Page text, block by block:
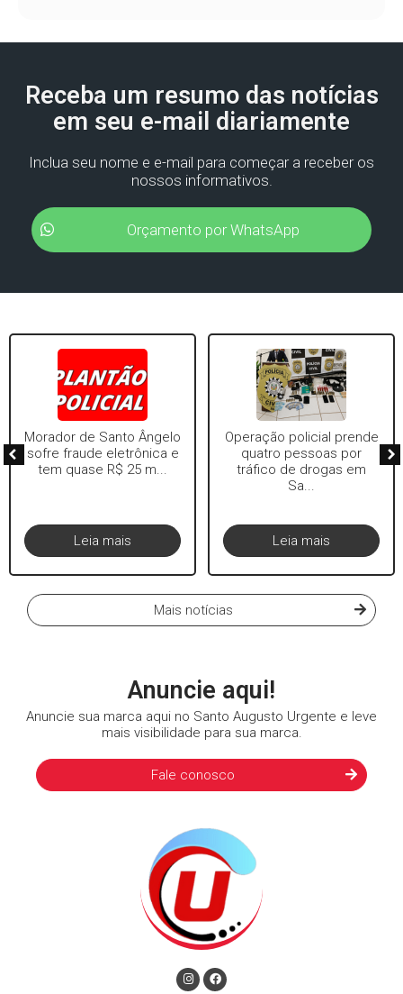
Receba um resumo das notícias
em seu e-mail diariamente
Inclua seu nome e e-mail para começar a receber os
nossos informativos.
Orçamento por WhatsApp
Morador de Santo Ângelo
sofre fraude eletrônica e
tem quase R$ 25 m...
Leia mais
Operação policial prende
quatro pessoas por
tráfico de drogas em
Sa...
Leia mais
Mais notícias
Anuncie aqui!
Anuncie sua marca aqui no Santo Augusto Urgente e leve
mais visibilidade para sua marca.
Fale conosco